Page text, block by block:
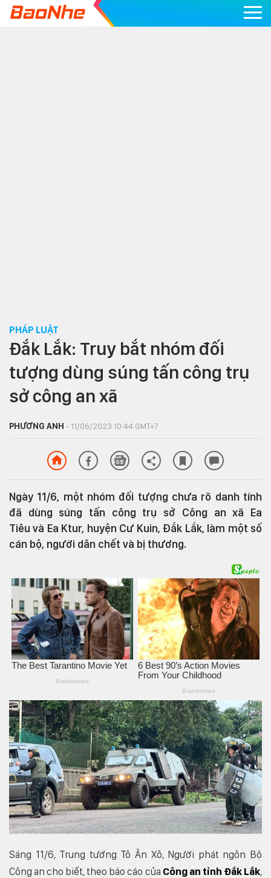
PHÁP LUẬT
Đắk Lắk: Truy bắt nhóm đối
tượng dùng súng tấn công trụ
sở công an xã
PHƯƠNG ANH - 11/06/2023 10:44 GMT+7
Ngày 11/6, một nhóm đối tượng chưa rõ danh tính
đã dùng súng tấn công trụ sở Công an xã Ea
Tiêu và Ea Ktur, huyện Cư Kuin, Đắk Lắk, làm một số
cán bộ, người dân chết và bị thương.
Sáng 11/6, Trung tướng Tô Ân Xô, Người phát ngôn Bộ
Công an cho biết, theo báo cáo của Công an tỉnh Đắk Lắk,